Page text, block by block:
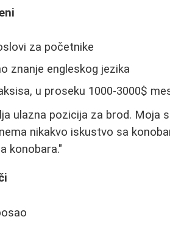
za početnike
znanje engleskog jezika
u proseku 1000-3000$
ulazna pozicija za brod. Moja
nikakvo iskustvo sa
konobara."